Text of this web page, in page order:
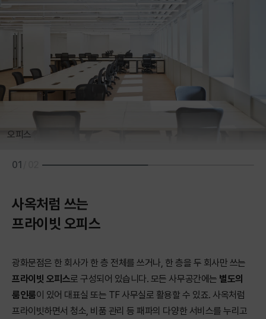
오피스
01
사옥처럼 쓰는
프라이빗 오피스
광화문점은 한 회사가 한 층 전체를 쓰거나, 한 층을 두 회사만 쓰는
프라이빗 오피스로 구성되어 있습니다. 모든 사무공간에는 별도의
룸인룸이 있어 대표실 또는 TF 사무실로 활용할 수 있죠. 사옥처럼
프라이빗하면서 청소, 비품 관리 등 패파의 다양한 서비스를 누리고